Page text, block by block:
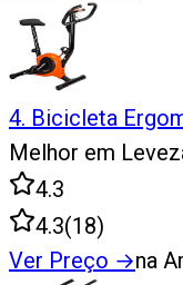
4. Bicicleta
Melhor em
4.3
4.3(18)
Ver Preço →na